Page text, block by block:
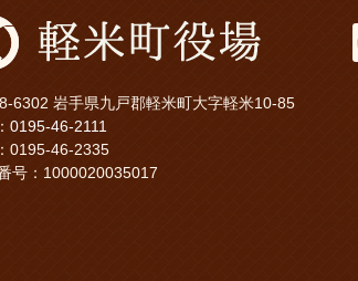
6302 岩手県九戸郡軽米町大字軽米10-85
0195-46-2111
0195-46-2335
号：1000020035017